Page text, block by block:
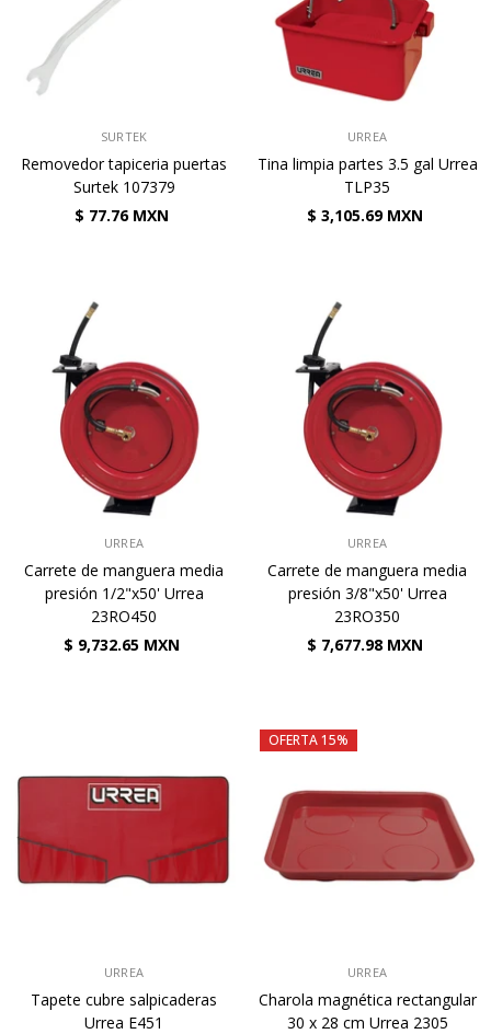
SURTEK
Removedor tapiceria puertas
Surtek 107379
$ 77.76 MXN
URREA
Tina limpia partes 3.5 gal Urrea
TLP35
$ 3,105.69 MXN
URREA
Carrete de manguera media
presión 1/2"x50' Urrea
23RO450
$ 9,732.65 MXN
URREA
Carrete de manguera media
presión 3/8"x50' Urrea
23RO350
$ 7,677.98 MXN
URREA
Tapete cubre salpicaderas
Urrea E451
OFERTA 15%
URREA
Charola magnética rectangular
30 x 28 cm Urrea 2305